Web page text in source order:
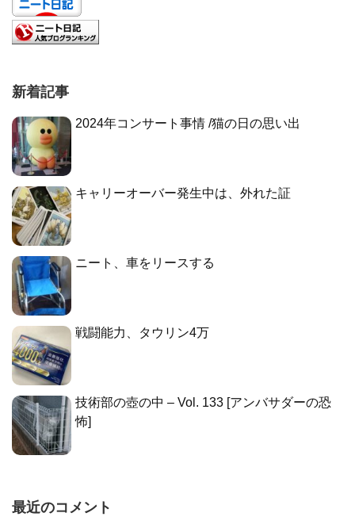
新着記事
2024年コンサート事情 /猫の日の思い出
キャリーオーバー発生中は、外れた証
ニート、車をリースする
戦闘能力、タウリン4万
技術部の壺の中 – Vol. 133 [アンバサダーの恐
怖]
最近のコメント